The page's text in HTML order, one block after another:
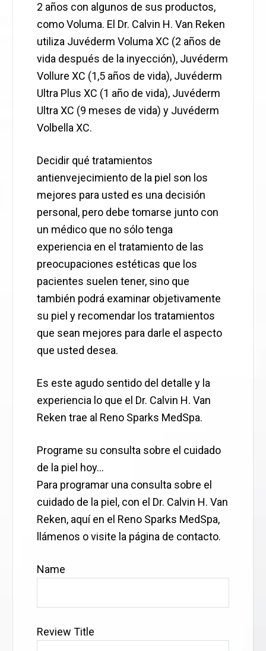
2 años con algunos de sus productos,
como Voluma. El Dr. Calvin H. Van Reken
utiliza Juvéderm Voluma XC (2 años de
vida después de la inyección), Juvéderm
Vollure XC (1,5 años de vida), Juvéderm
Ultra Plus XC (1 año de vida), Juvéderm
Ultra XC (9 meses de vida) y Juvéderm
Volbella XC.
Decidir qué tratamientos
antienvejecimiento de la piel son los
mejores para usted es una decisión
personal, pero debe tomarse junto con
un médico que no sólo tenga
experiencia en el tratamiento de las
preocupaciones estéticas que los
pacientes suelen tener, sino que
también podrá examinar objetivamente
su piel y recomendar los tratamientos
que sean mejores para darle el aspecto
que usted desea.
Es este agudo sentido del detalle y la
experiencia lo que el Dr. Calvin H. Van
Reken trae al Reno Sparks MedSpa.
Programe su consulta sobre el cuidado
de la piel hoy…
Para programar una consulta sobre el
cuidado de la piel, con el Dr. Calvin H. Van
Reken, aquí en el Reno Sparks MedSpa,
llámenos o visite la página de contacto.
Name
Review Title